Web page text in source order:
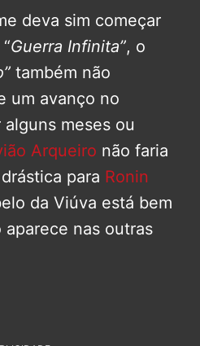
deva sim começar
Guerra Infinita”, o
também não
um avanço no
meses ou
Arqueiro não faria
para Ronin
da Viúva está bem
nas outras